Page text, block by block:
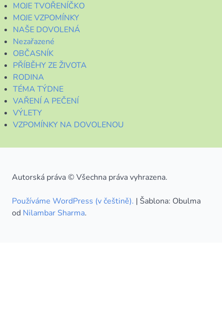
MOJE TVOŘENÍČKO
MOJE VZPOMÍNKY
NAŠE DOVOLENÁ
Nezařazené
OBČASNÍK
PŘÍBĚHY ZE ŽIVOTA
RODINA
TÉMA TÝDNE
VAŘENÍ A PEČENÍ
VÝLETY
VZPOMÍNKY NA DOVOLENOU
Autorská práva © Všechna práva vyhrazena.
Používáme WordPress (v češtině). | Šablona: Obulma
od Nilambar Sharma.